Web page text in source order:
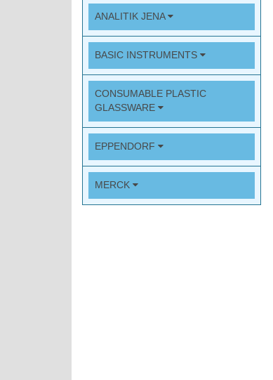
ANALITIK JENA
BASIC INSTRUMENTS
CONSUMABLE PLASTIC
GLASSWARE
EPPENDORF
MERCK